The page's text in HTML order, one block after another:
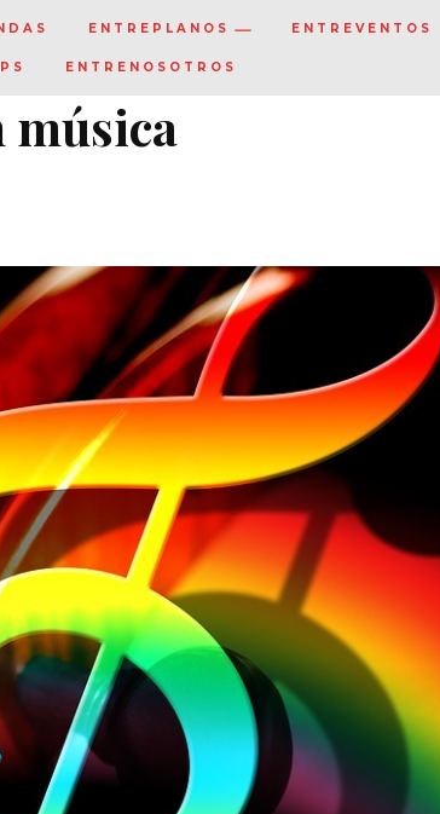
ENTREPLANOS ENTREVENTOS
ENTRENOSOTROS
música